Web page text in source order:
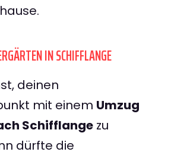
IN SCHIFFLANGE
deinen
mit einem Umzug
Schifflange zu
dürfte die